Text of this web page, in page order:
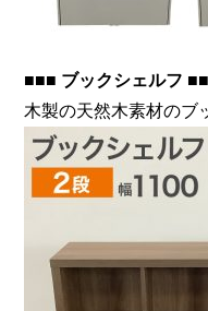
■■■ ブックシェルフ
木製の天然木素材のブ